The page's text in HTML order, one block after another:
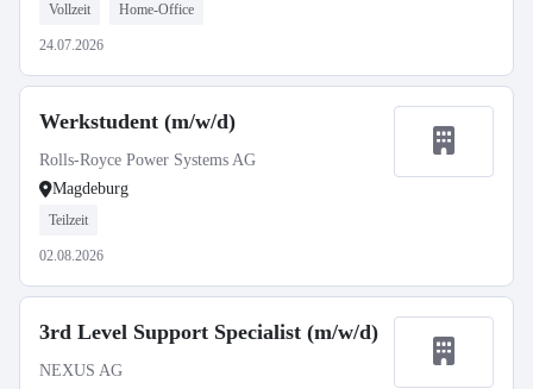
Vollzeit Home-Office
24.07.2026
Werkstudent (m/w/d)
Rolls-Royce Power Systems AG
Magdeburg
Teilzeit
02.08.2026
3rd Level Support Specialist (m/w/d)
NEXUS AG